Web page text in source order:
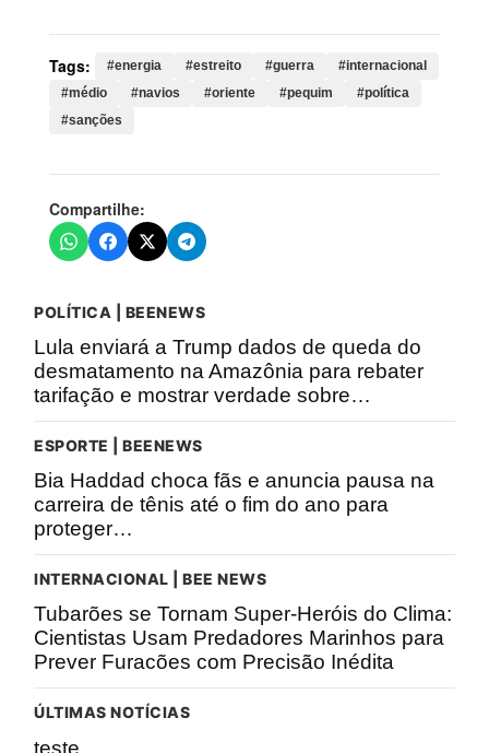
Tags: #energia #estreito #guerra
#internacional
#médio
#navios #oriente #pequim
#política
#sanções
Compartilhe:
POLÍTICA | BEENEWS
Lula enviará a Trump dados de queda do
desmatamento na Amazônia para rebater
tarifação e mostrar verdade sobre…
ESPORTE | BEENEWS
Bia Haddad choca fãs e anuncia pausa na
carreira de tênis até o fim do ano para
proteger…
INTERNACIONAL | BEE NEWS
Tubarões se Tornam Super-Heróis do Clima:
Cientistas Usam Predadores Marinhos para
Prever Furacões com Precisão Inédita
ÚLTIMAS NOTÍCIAS
teste